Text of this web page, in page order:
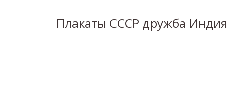
Плакаты СССР дружба Индия